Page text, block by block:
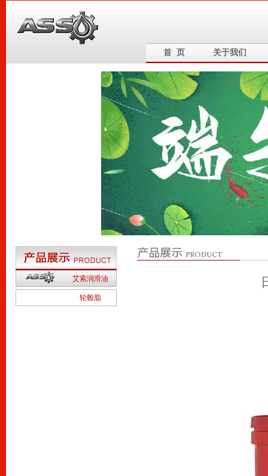
首 页 关于我们
5
3
1
艾索润滑油
轮毂脂